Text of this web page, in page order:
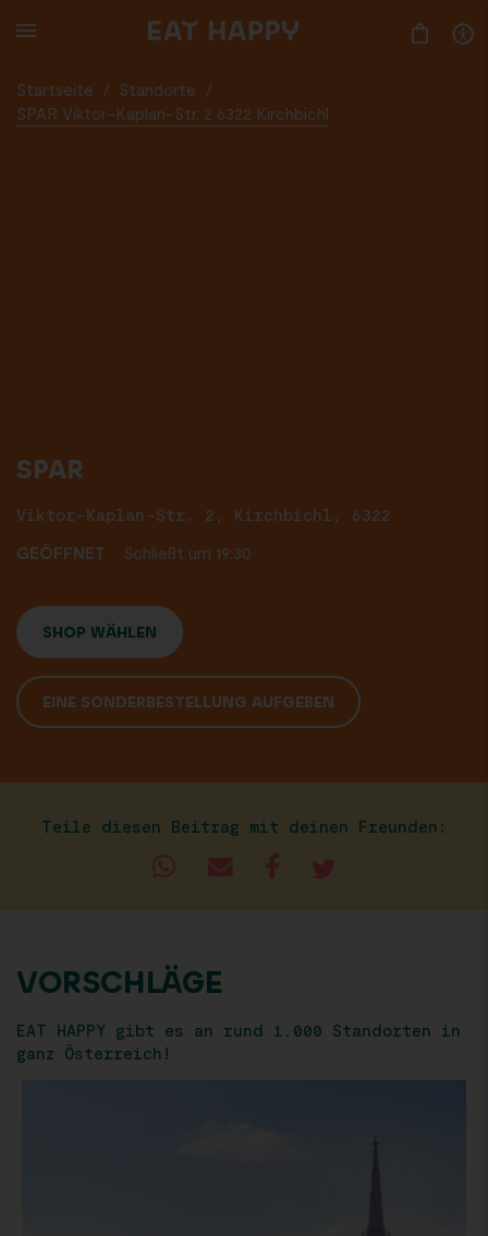
TO
Startseite / Standorte
/
SPAR Viktor-Kaplan-Str. 2 6322 Kirchbichl
SPAR
Viktor-Kaplan-Str. 2, Kirchbichl, 6322
GEÖFFNET
Schließt um 19:30
SHOP WÄHLEN
EINE SONDERBESTELLUNG AUFGEBEN
Teile diesen Beitrag mit deinen Freunden:
VORSCHLÄGE
EAT HAPPY gibt es an rund 1.000 Standorten in
ganz Österreich!